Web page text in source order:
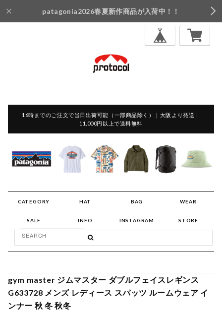
patagonia2026春夏新作商品が入荷中！！
16時までのご注文で当日出荷可能（一部商品除く）｜大阪より発送｜
11,000円以上で送料無料
CATEGORY HAT BAG WEAR
SALE INFO INSTAGRAM STORE
gym master ジムマスター ダブルフェイスレギンス
G633728 メンズ レディース スパッツ ルームウェア イ
ンナー 秋 冬 秋冬